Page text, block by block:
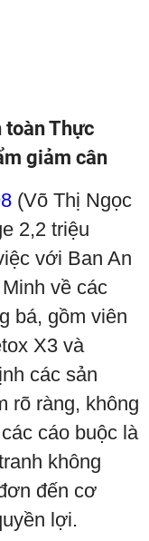
toàn Thực
giảm cân
(Võ Thị Ngọc
2,2 triệu
với Ban An
về các
bá, gồm viên
X3 và
các sản
rõ ràng, không
cáo buộc là
không
đến cơ
lợi.